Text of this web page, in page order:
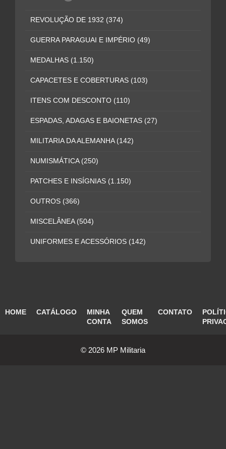
REVOLUÇÃO DE 1932 (374)
GUERRA PARAGUAI E IMPÉRIO (49)
MEDALHAS (1.150)
CAPACETES E COBERTURAS (103)
ITENS COM DESCONTO (110)
ESPADAS, ADAGAS E BAIONETAS (27)
MILITARIA DA ALEMANHA (142)
NUMISMÁTICA (250)
PATCHES E INSÍGNIAS (1.150)
OUTROS (366)
MISCELÂNEA (504)
UNIFORMES E ACESSÓRIOS (142)
HOME CATÁLOGO
MINHA
CONTA
QUEM
SOMOS
CONTATO
© 2026 MP Militaria